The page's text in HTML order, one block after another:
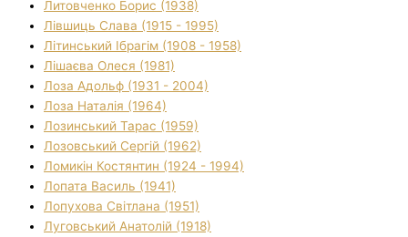
Литовченко Борис (1938)
Лівшиць Слава (1915 - 1995)
Літинський Ібрагім (1908 - 1958)
Лішаєва Олеся (1981)
Лоза Адольф (1931 - 2004)
Лоза Наталія (1964)
Лозинський Тарас (1959)
Лозовський Сергій (1962)
Ломикін Костянтин (1924 - 1994)
Лопата Василь (1941)
Лопухова Світлана (1951)
Луговський Анатолій (1918)